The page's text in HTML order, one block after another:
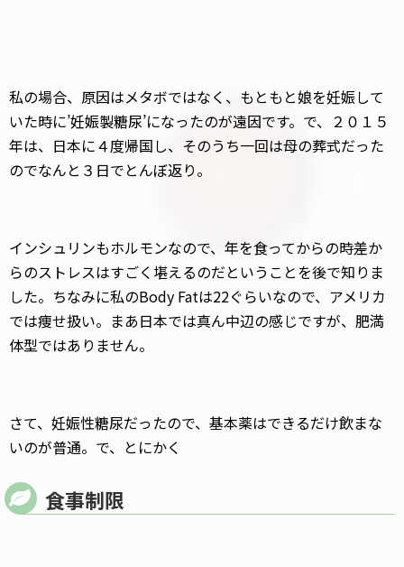
私の場合、原因はメタボではなく、もともと娘を妊娠して
いた時に’妊娠製糖尿’になったのが遠因です。で、２０１５
年は、日本に４度帰国し、そのうち一回は母の葬式だった
のでなんと３日でとんぼ返り。
インシュリンもホルモンなので、年を食ってからの時差か
らのストレスはすごく堪えるのだということを後で知りま
した。ちなみに私のBody Fatは22ぐらいなので、アメリカ
では痩せ扱い。まあ日本では真ん中辺の感じですが、肥満
体型ではありません。
さて、妊娠性糖尿だったので、基本薬はできるだけ飲まな
いのが普通。で、とにかく
食事制限